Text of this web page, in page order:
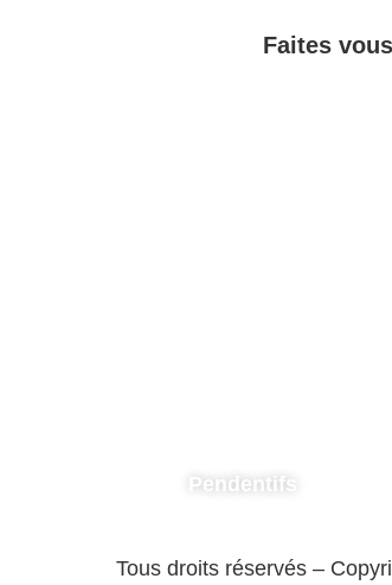
Faites
Pendentifs
Tous droits réservés –